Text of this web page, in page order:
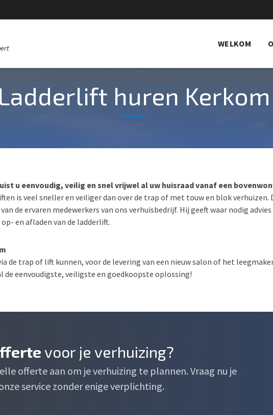
WELKOM
Ladderlift huren Kerkom
u eenvoudig, veilig en snel vrijwel al uw huisraad vanaf een
is veel sneller en veiliger dan over de trap of met touw en blok verhuizen.
de ervaren medewerkers van ons verhuisbedrijf. Hij geeft waar nodig
en afladen van de ladderlift.
de trap of lift kunnen, voor de levering van een nieuw salon of het
eenvoudigste, veiligste en goedkoopste oplossing!
voor je verhuizing?
offerte aan om je verhuizing te plannen. Vraag nu je
service zonder enige verplichting.